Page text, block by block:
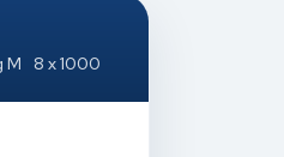
M 8 x 1000